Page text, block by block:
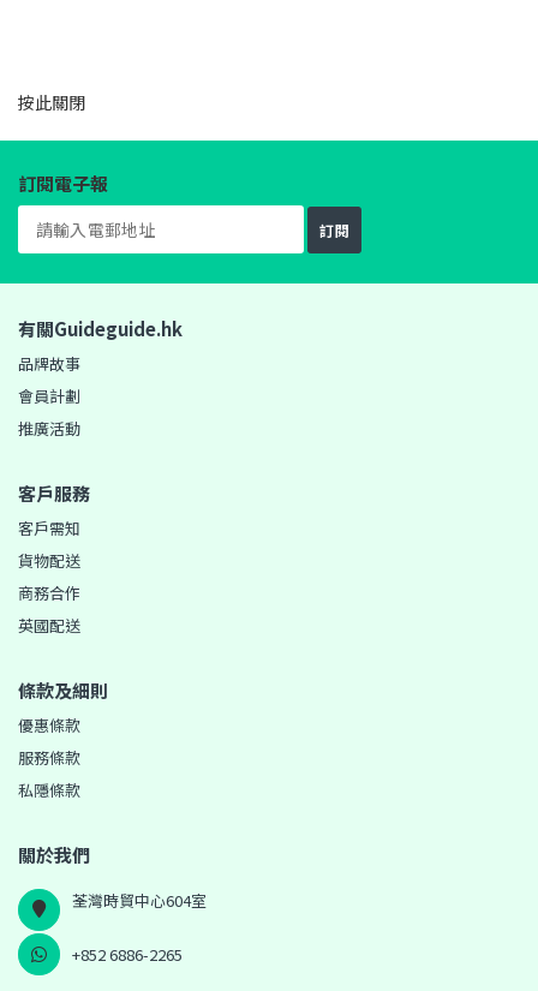
按此關閉
訂閱電子報
訂閱
有關Guideguide.hk
品牌故事
會員計劃
推廣活動
客戶服務
客戶需知
貨物配送
商務合作
英國配送
條款及細則
優惠條款
服務條款
私隱條款
關於我們
荃灣時貿中心604室
+852 6886-2265